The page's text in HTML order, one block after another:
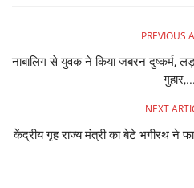
PREVIOUS
नाबालिग से युवक ने किया जबरन दुष्कर्म,
गुहार,...
NEXT
केंद्रीय गृह राज्य मंत्री का बेटे भगीरथ ने